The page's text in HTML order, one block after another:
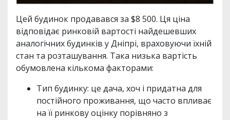
Цей будинок продавався за $8 500. Ця ціна
відповідає ринковій вартості найдешевших
аналогічних будинків у Дніпрі, враховуючи їхній
стан та розташування. Така низька вартість
обумовлена кількома факторами:
Тип будинку: це дача, хоч і придатна для
постійного проживання, що часто впливає
на її ринкову оцінку порівняно з